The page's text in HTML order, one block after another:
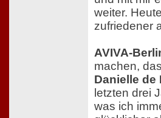
weiter.
zufriedener
AVIVA-
machen,
Danielle de
letzten drei
was ich